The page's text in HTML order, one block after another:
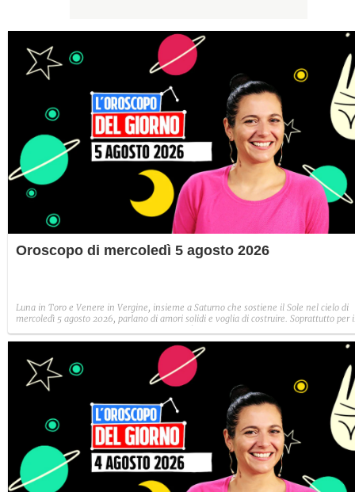
Oroscopo di mercoledì 5 agosto 2026
Luna in Toro e Venere in Vergine, insieme a Saturno che sostiene il Sole nel cielo di
mercoledì 5 agosto 2026, parlano di amori solidi e voglia di costruire. Soprattutto per i